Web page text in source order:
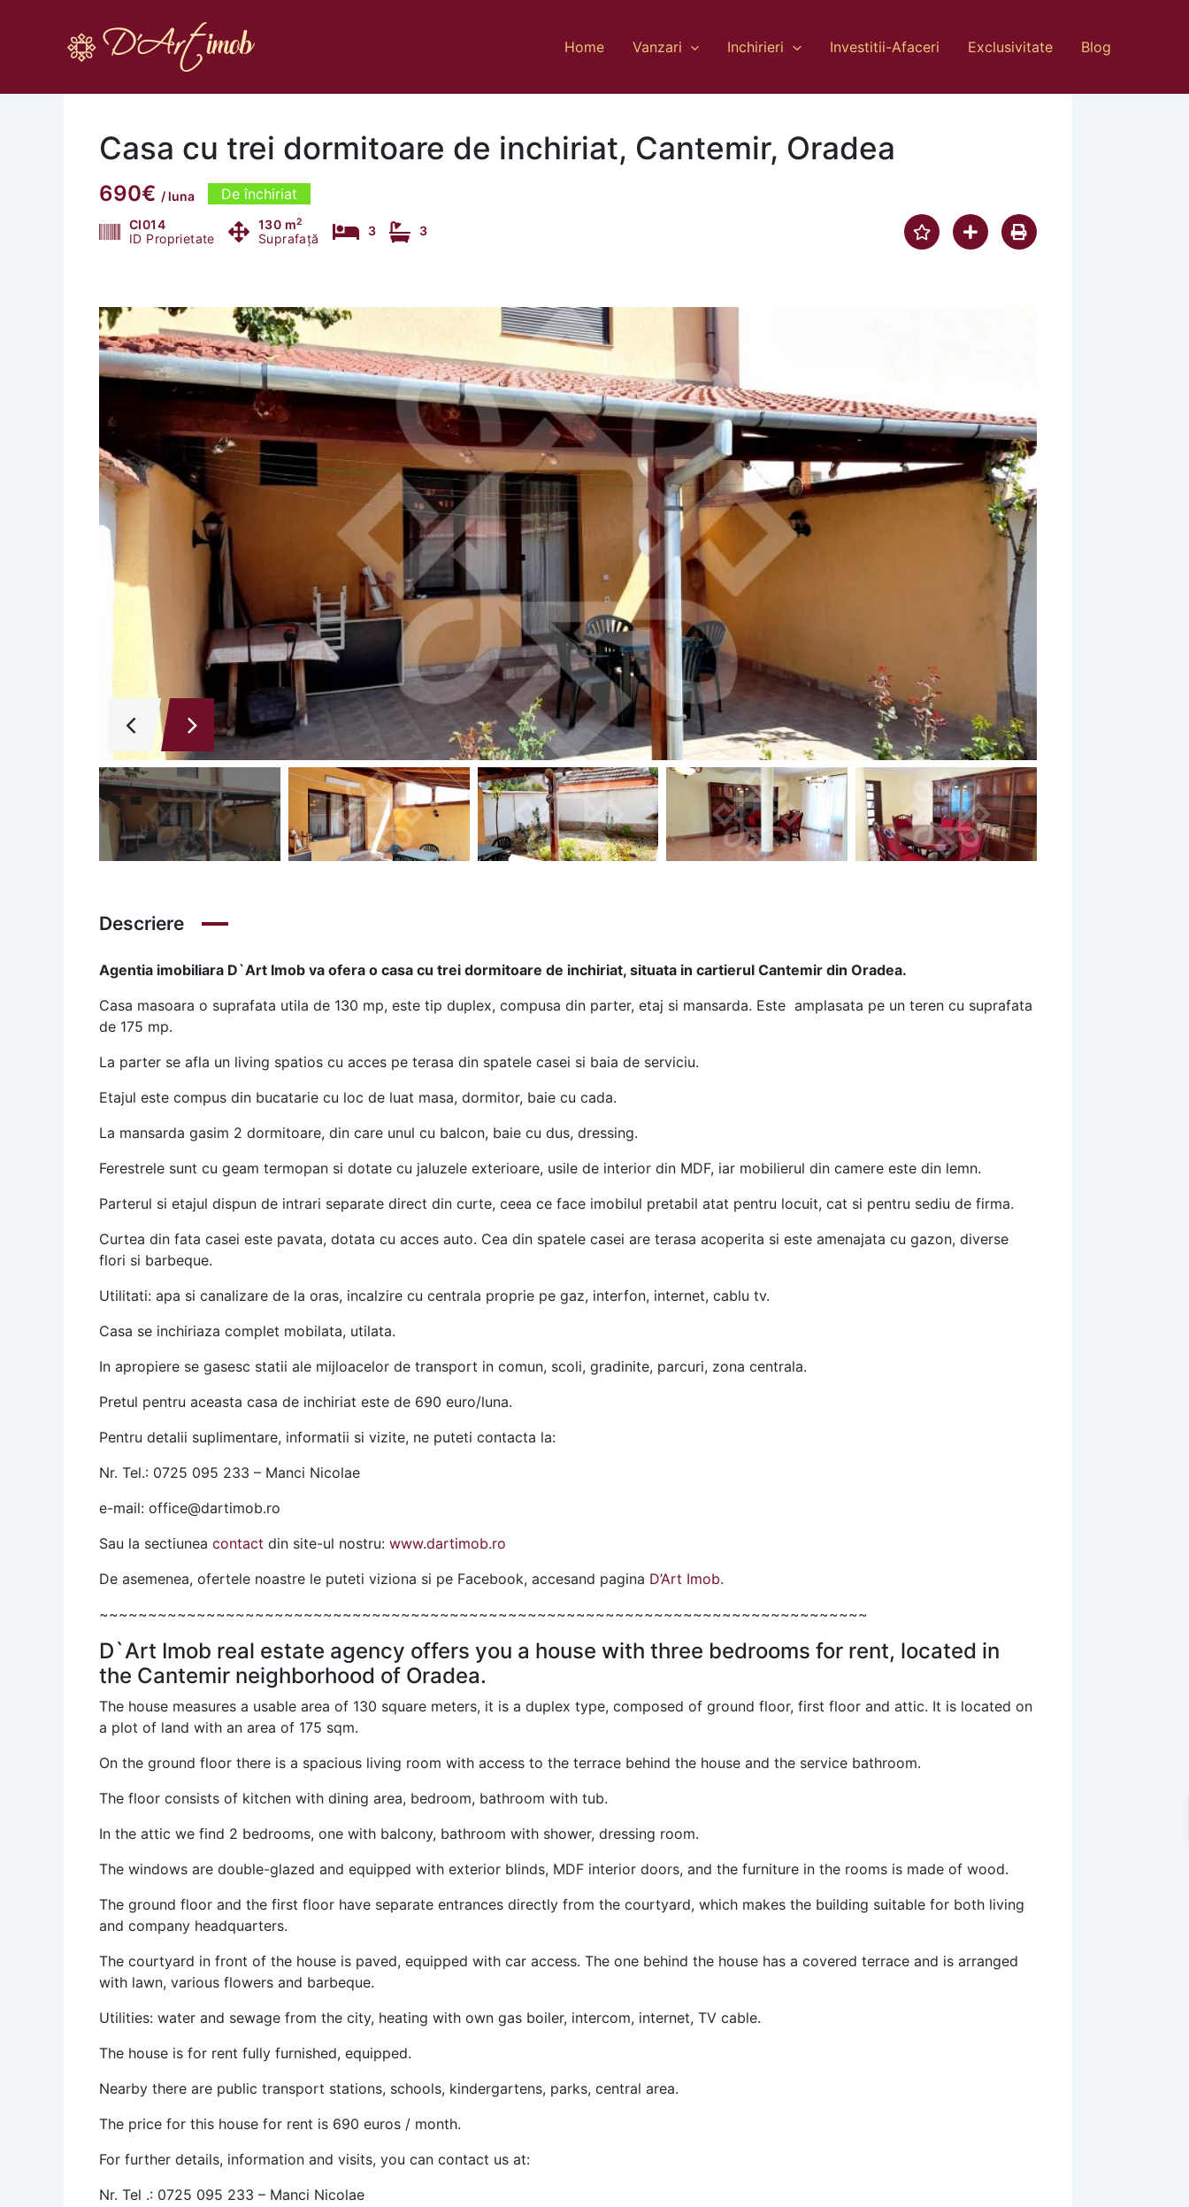
Home Vanzari Inchirieri Investitii-Afaceri Exclusivitate Blog
Casa cu trei dormitoare de inchiriat, Cantemir, Oradea
690€ / luna De închiriat
CI014
ID Proprietate
130 m2
Suprafață
3 3
Descriere
Agentia imobiliara D`Art Imob va ofera o casa cu trei dormitoare de inchiriat, situata in cartierul Cantemir din Oradea.
Casa masoara o suprafata utila de 130 mp, este tip duplex, compusa din parter, etaj si mansarda. Este amplasata pe un teren cu suprafata
de 175 mp.
La parter se afla un living spatios cu acces pe terasa din spatele casei si baia de serviciu.
Etajul este compus din bucatarie cu loc de luat masa, dormitor, baie cu cada.
La mansarda gasim 2 dormitoare, din care unul cu balcon, baie cu dus, dressing.
Ferestrele sunt cu geam termopan si dotate cu jaluzele exterioare, usile de interior din MDF, iar mobilierul din camere este din lemn.
Parterul si etajul dispun de intrari separate direct din curte, ceea ce face imobilul pretabil atat pentru locuit, cat si pentru sediu de firma.
Curtea din fata casei este pavata, dotata cu acces auto. Cea din spatele casei are terasa acoperita si este amenajata cu gazon, diverse
flori si barbeque.
Utilitati: apa si canalizare de la oras, incalzire cu centrala proprie pe gaz, interfon, internet, cablu tv.
Casa se inchiriaza complet mobilata, utilata.
In apropiere se gasesc statii ale mijloacelor de transport in comun, scoli, gradinite, parcuri, zona centrala.
Pretul pentru aceasta casa de inchiriat este de 690 euro/luna.
Pentru detalii suplimentare, informatii si vizite, ne puteti contacta la:
Nr. Tel.: 0725 095 233 – Manci Nicolae
e-mail: office@dartimob.ro
Sau la sectiunea contact din site-ul nostru: www.dartimob.ro
De asemenea, ofertele noastre le puteti viziona si pe Facebook, accesand pagina D’Art Imob.
~~~~~~~~~~~~~~~~~~~~~~~~~~~~~~~~~~~~~~~~~~~~~~~~~~~~~~~~~~~~~~~~~~~~~~~~~~~~~~~
D`Art Imob real estate agency offers you a house with three bedrooms for rent, located in
the Cantemir neighborhood of Oradea.
The house measures a usable area of ​​130 square meters, it is a duplex type, composed of ground floor, first floor and attic. It is located on
a plot of land with an area of ​​175 sqm.
On the ground floor there is a spacious living room with access to the terrace behind the house and the service bathroom.
The floor consists of kitchen with dining area, bedroom, bathroom with tub.
In the attic we find 2 bedrooms, one with balcony, bathroom with shower, dressing room.
The windows are double-glazed and equipped with exterior blinds, MDF interior doors, and the furniture in the rooms is made of wood.
The ground floor and the first floor have separate entrances directly from the courtyard, which makes the building suitable for both living
and company headquarters.
The courtyard in front of the house is paved, equipped with car access. The one behind the house has a covered terrace and is arranged
with lawn, various flowers and barbeque.
Utilities: water and sewage from the city, heating with own gas boiler, intercom, internet, TV cable.
The house is for rent fully furnished, equipped.
Nearby there are public transport stations, schools, kindergartens, parks, central area.
The price for this house for rent is 690 euros / month.
For further details, information and visits, you can contact us at:
Nr. Tel .: 0725 095 233 – Manci Nicolae